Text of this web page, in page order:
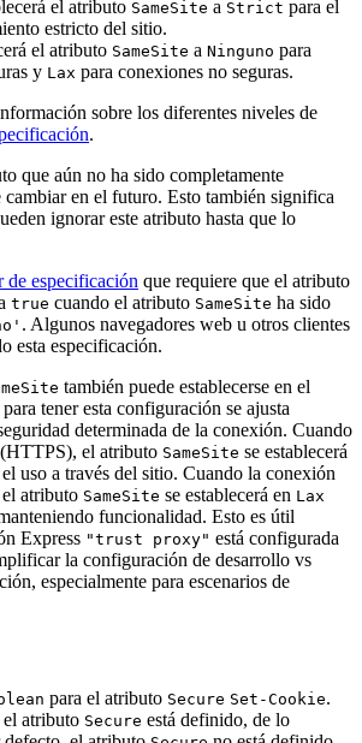
el atributo SameSite a Strict para el
estricto del sitio.
el atributo SameSite a Ninguno para
y Lax para conexiones no seguras.
sobre los diferentes niveles de
.
que aún no ha sido completamente
cambiar en el futuro. Esto también significa
ignorar este atributo hasta que lo
de especificación que requiere que el atributo
true cuando el atributo SameSite ha sido
. Algunos navegadores web u otros clientes
esta especificación.
también puede establecerse en el
para tener esta configuración se ajusta
determinada de la conexión. Cuando
el atributo SameSite se establecerá
uso a través del sitio. Cuando la conexión
atributo SameSite se establecerá en Lax
funcionalidad. Esto es útil
Express "trust proxy" está configurada
la configuración de desarrollo vs
especialmente para escenarios de
para el atributo Secure Set-Cookie.
el atributo Secure está definido, de lo